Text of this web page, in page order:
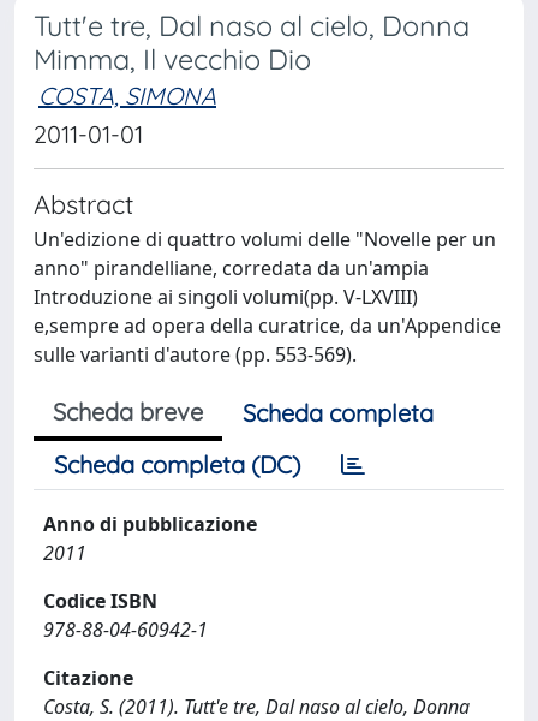
Tutt'e tre, Dal naso al cielo, Donna
Mimma, Il vecchio Dio
COSTA, SIMONA
2011-01-01
Abstract
Un'edizione di quattro volumi delle "Novelle per un
anno" pirandelliane, corredata da un'ampia
Introduzione ai singoli volumi(pp. V-LXVIII)
e,sempre ad opera della curatrice, da un'Appendice
sulle varianti d'autore (pp. 553-569).
Scheda breve
Scheda completa
Scheda completa (DC)
Anno di pubblicazione
2011
Codice ISBN
978-88-04-60942-1
Citazione
Costa, S. (2011). Tutt'e tre, Dal naso al cielo, Donna